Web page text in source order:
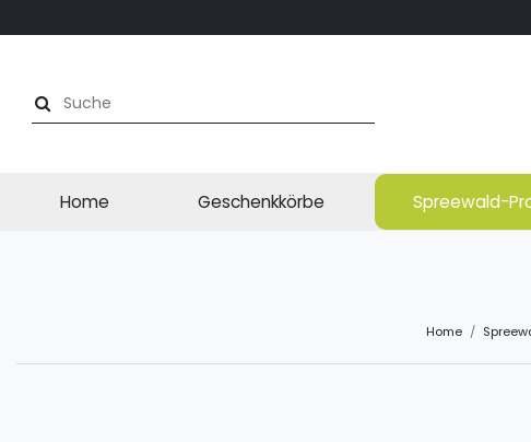
Home Geschenkkörbe Spreewald-
Home